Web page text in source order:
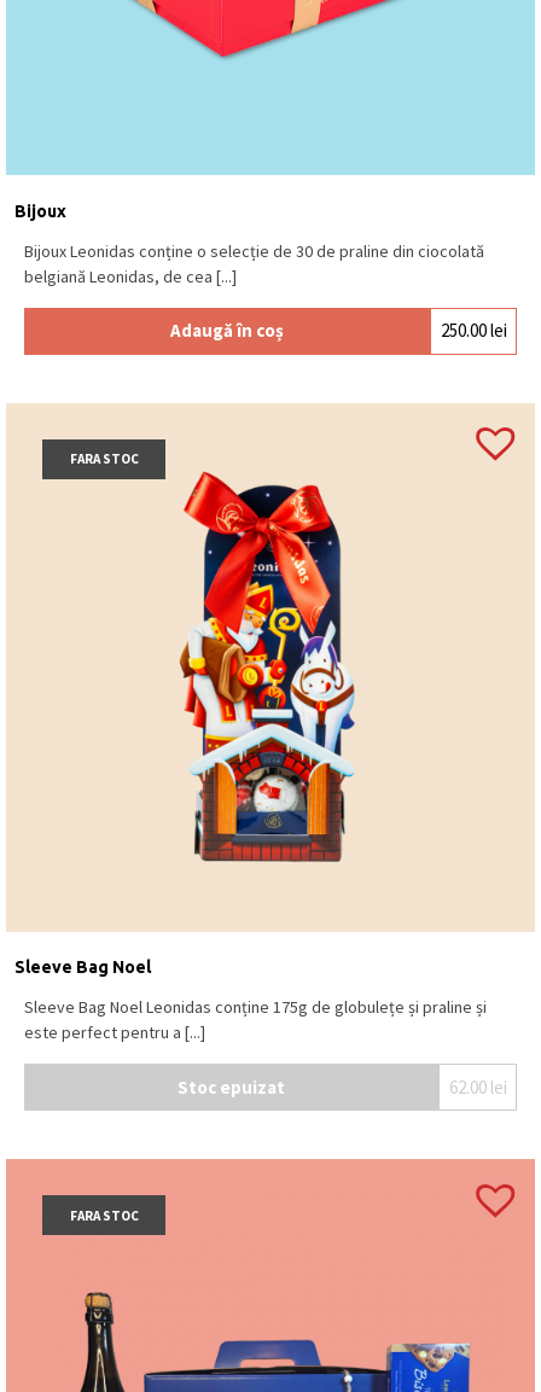
Bijoux
Bijoux Leonidas conține o selecție de 30 de praline din ciocolată
belgiană Leonidas, de cea [...]
Adaugă în coș 250.00lei
FARA STOC
Sleeve Bag Noel
Sleeve Bag Noel Leonidas conține 175g de globulețe și praline și
este perfect pentru a [...]
Stoc epuizat 62.00 lei
FARA STOC